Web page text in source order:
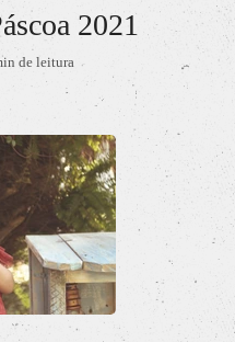
2021
de leitura